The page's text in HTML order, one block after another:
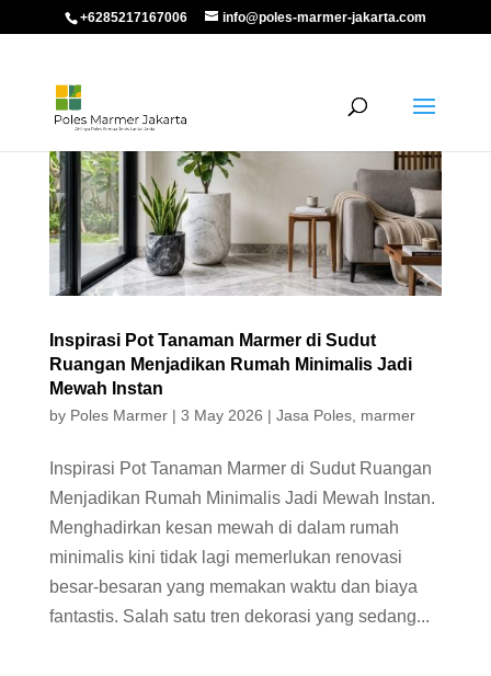
+6285217167006 info@poles-marmer-jakarta.com
Inspirasi Pot Tanaman Marmer di Sudut
Ruangan Menjadikan Rumah Minimalis Jadi
Mewah Instan
by Poles Marmer| 3 May 2026 | Jasa Poles, marmer
Inspirasi Pot Tanaman Marmer di Sudut Ruangan
Menjadikan Rumah Minimalis Jadi Mewah Instan.
Menghadirkan kesan mewah di dalam rumah
minimalis kini tidak lagi memerlukan renovasi
besar-besaran yang memakan waktu dan biaya
fantastis. Salah satu tren dekorasi yang sedang...